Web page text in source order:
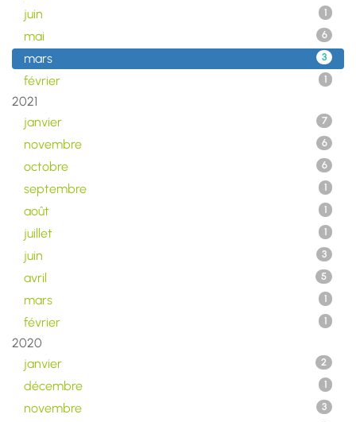
juin 1
mai 6
mars 3
février 1
2021
janvier
7
novembre 6
octobre 6
septembre 1
août 1
juillet 1
juin 3
avril 5
mars 1
février 1
2020
janvier
2
décembre 1
novembre 3